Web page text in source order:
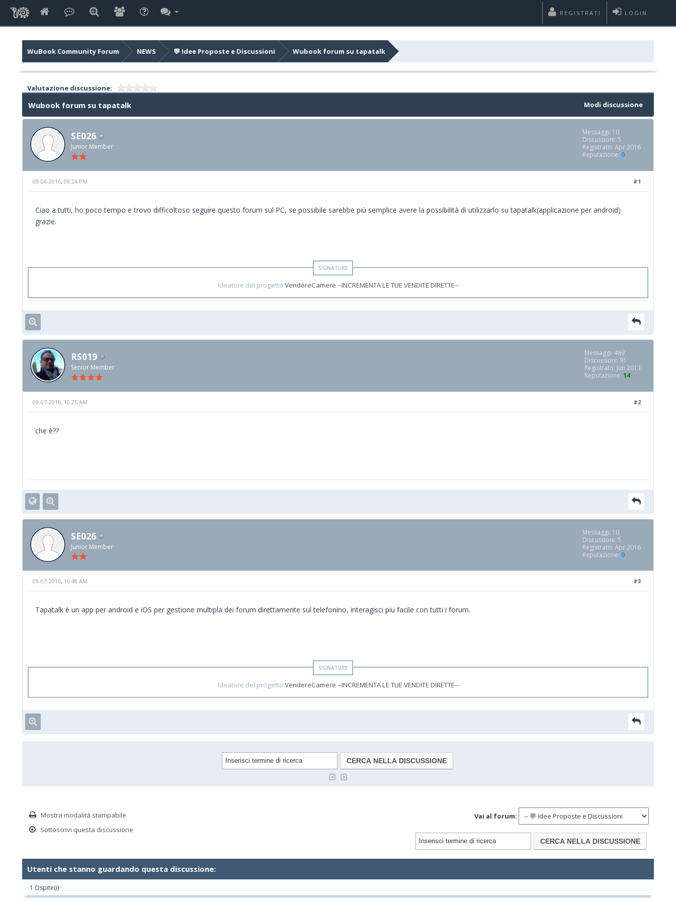
LOGIN
REGISTRATI
WuBook Community Forum NEWS 💬 Idee Proposte e Discussioni Wubook forum su tapatalk
Valutazione discussione:
Modi discussione
Wubook forum su tapatalk
SE026
Junior Member
Messaggi: 10
Discussioni: 5
Registrato: Apr 2016
Reputazione: 0
#1
09-06-2016, 09:24 PM
Ciao a tutti, ho poco tempo e trovo difficoltoso seguire questo forum sul PC, se possibile sarebbe più semplice avere la possibilità di utilizzarlo su tapatalk(applicazione per android)
grazie.
Ideatore del progetto VendereCamere --INCREMENTA LE TUE VENDITE DIRETTE--
RS019
Senior Member
Messaggi: 489
Discussioni: 91
Registrato: Jun 2013
Reputazione: 14
#2
09-07-2016, 10:25 AM
che è??
SE026
Junior Member
Messaggi: 10
Discussioni: 5
Registrato: Apr 2016
Reputazione: 0
#3
09-07-2016, 10:48 AM
Tapatalk é un app per android e iOS per gestione multipla dei forum direttamente sul telefonino, interagisci piu facile con tutti i forum.
Ideatore del progetto VendereCamere --INCREMENTA LE TUE VENDITE DIRETTE--
Mostra modalità stampabile
Sottoscrivi questa discussione
Vai al forum:
Utenti che stanno guardando questa discussione:
1 Ospite(i)